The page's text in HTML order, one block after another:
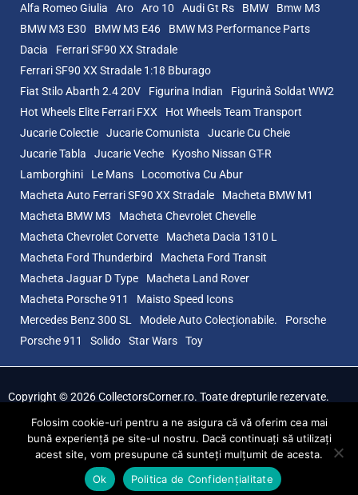
Alfa Romeo Giulia Aro Aro 10 Audi Gt Rs BMW
Bmw M3
BMW M3 E30
BMW M3 E46
BMW M3 Performance Parts
Dacia
Ferrari SF90 XX Stradale
Ferrari SF90 XX Stradale 1:18 Bburago
Fiat Stilo Abarth 2.4 20V
Figurina Indian
Figurină Soldat WW2
Hot Wheels Elite Ferrari FXX
Hot Wheels Team Transport
Jucarie Colectie
Jucarie Comunista
Jucarie Cu Cheie
Jucarie Tabla
Jucarie Veche
Kyosho Nissan GT-R
Lamborghini
Le Mans
Locomotiva Cu Abur
Macheta Auto Ferrari SF90 XX Stradale
Macheta BMW M1
Macheta BMW M3
Macheta Chevrolet Chevelle
Macheta Chevrolet Corvette
Macheta Dacia 1310 L
Macheta Ford Thunderbird
Macheta Ford Transit
Macheta Jaguar D Type
Macheta Land Rover
Macheta Porsche 911
Maisto Speed Icons
Mercedes Benz 300 SL
Modele Auto Colecționabile.
Porsche
Porsche 911
Solido Star Wars Toy
Copyright © 2026 CollectorsCorner.ro. Toate drepturile rezervate.
produse exclusive si reduceri de pret!
Folosim cookie-uri pentru a ne asigura că vă oferim cea mai
bună experiență pe site-ul nostru. Dacă continuați să utilizați
acest site, vom presupune că sunteți mulțumit de acesta.
Ok
Politica de Confidențialitate